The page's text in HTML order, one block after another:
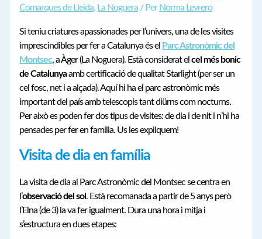
Comarques de Lleida, La Noguera / Per Norma Levrero
Si teniu criatures apassionades per l’univers, una de les visites
imprescindibles per fer a Catalunya és el Parc Astronòmic del
Montsec, a Àger (La Noguera). Està considerat elcel més bonic
de Catalunyaamb certificació de qualitat Starlight (per ser un
cel fosc, net i a alçada). Aquí hi ha el parc astronòmic més
important del país amb telescopis tant diürns com nocturns.
Per això es poden fer dos tipus de visites: de dia i de nit i n’hi ha
pensades per fer en família. Us les expliquem!
Visita de dia en família
La visita de dia al Parc Astronòmic del Montsec se centra en
l’observació del sol. Està recomanada a partir de 5 anys però
l’Elna (de 3) la va fer igualment. Dura una hora i mitja i
s’estructura en dues etapes: